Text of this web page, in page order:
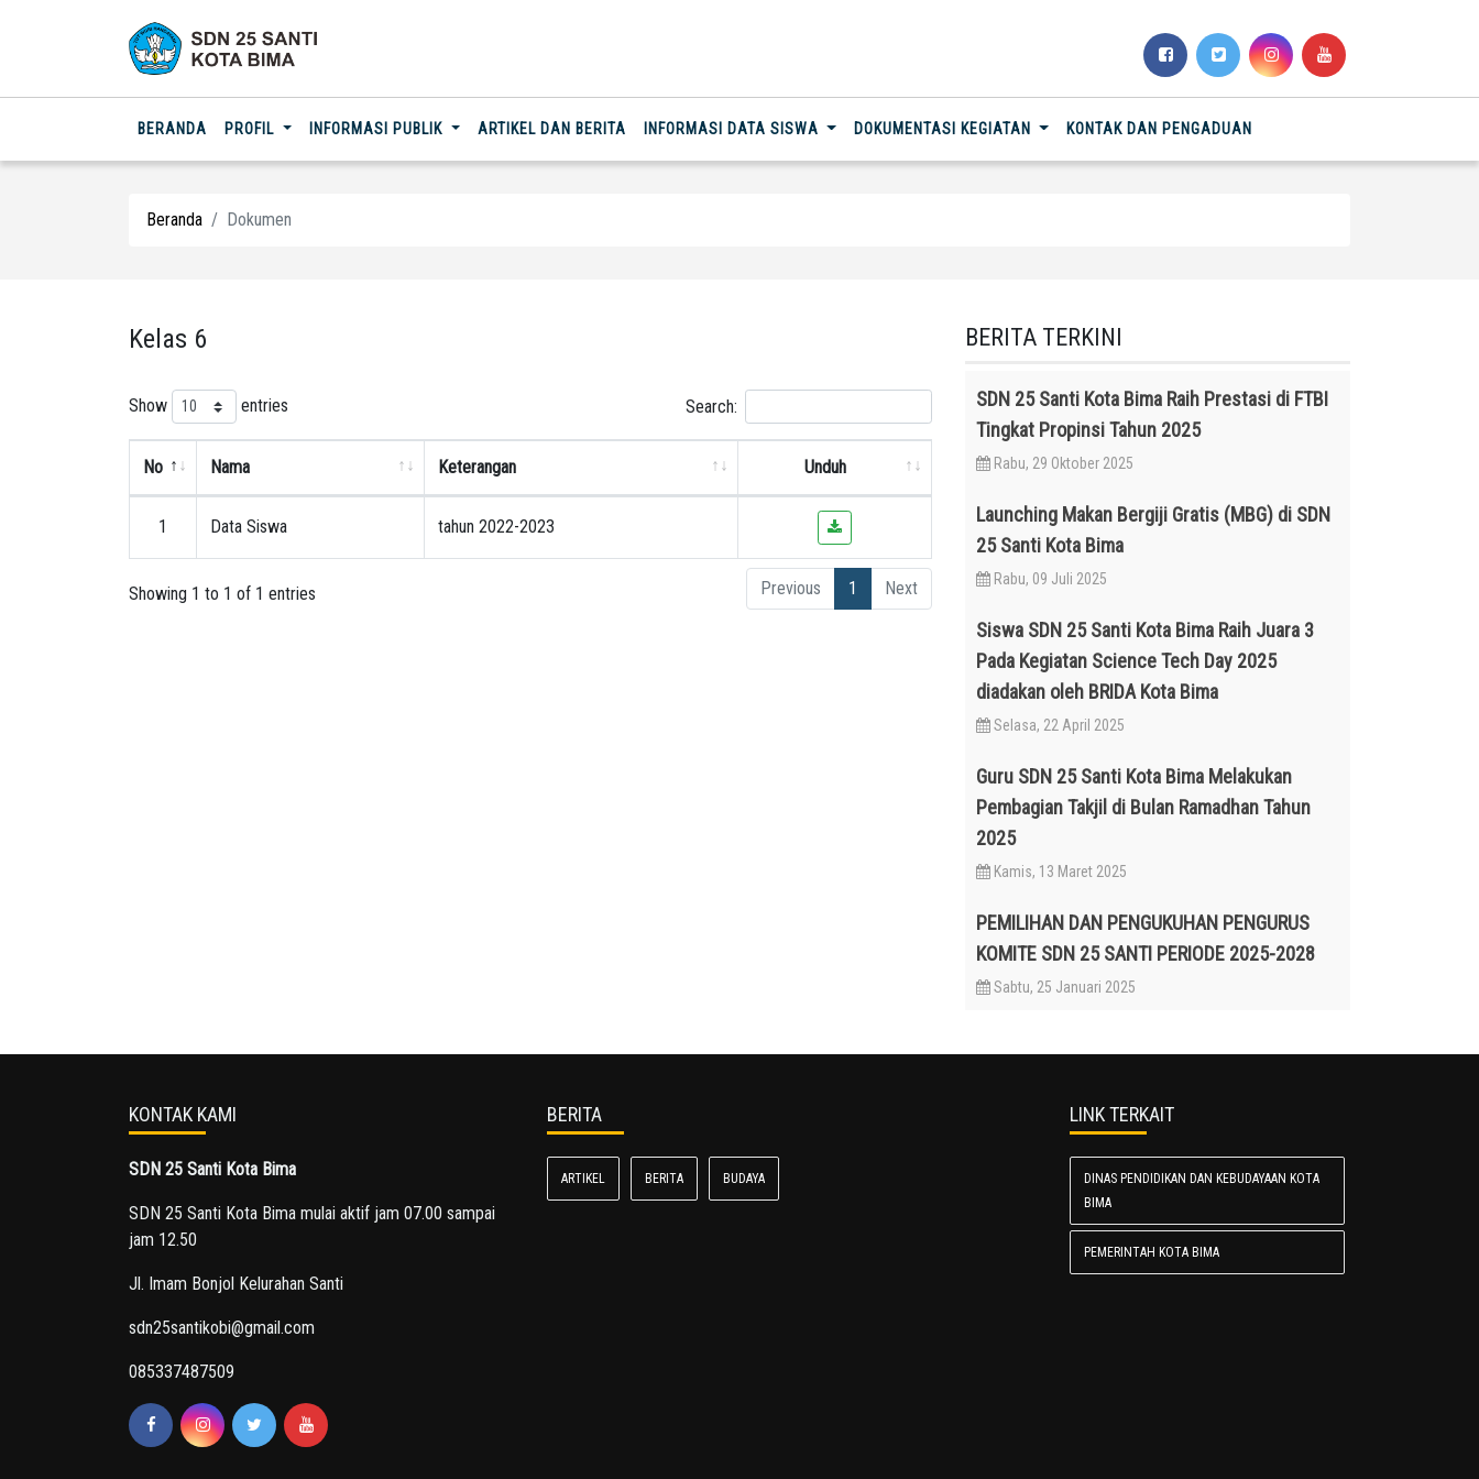
BERANDA (CURRENT)
PROFIL INFORMASI PUBLIK ARTIKEL DAN BERITA INFORMASI DATA SISWA DOKUMENTASI KEGIATAN KONTAK DAN PENGADUAN
Beranda Dokumen
Kelas 6
Show entries Search:
No Nama Keterangan Unduh
1 Data Siswa tahun 2022-2023
Showing 1 to 1 of 1 entries Previous 1 Next
BERITA TERKINI
SDN 25 Santi Kota Bima Raih Prestasi di FTBI
Tingkat Propinsi Tahun 2025
Rabu, 29 Oktober 2025
Launching Makan Bergiji Gratis (MBG) di SDN
25 Santi Kota Bima
Rabu, 09 Juli 2025
Siswa SDN 25 Santi Kota Bima Raih Juara 3
Pada Kegiatan Science Tech Day 2025
diadakan oleh BRIDA Kota Bima
Selasa, 22 April 2025
Guru SDN 25 Santi Kota Bima Melakukan
Pembagian Takjil di Bulan Ramadhan Tahun
2025
Kamis, 13 Maret 2025
PEMILIHAN DAN PENGUKUHAN PENGURUS
KOMITE SDN 25 SANTI PERIODE 2025-2028
Sabtu, 25 Januari 2025
KONTAK KAMI
SDN 25 Santi Kota Bima
SDN 25 Santi Kota Bima mulai aktif jam 07.00 sampai
jam 12.50
Jl. Imam Bonjol Kelurahan Santi
sdn25santikobi@gmail.com
085337487509
BERITA
ARTIKEL BERITA BUDAYA
LINK TERKAIT
DINAS PENDIDIKAN DAN KEBUDAYAAN KOTA
BIMA
PEMERINTAH KOTA BIMA